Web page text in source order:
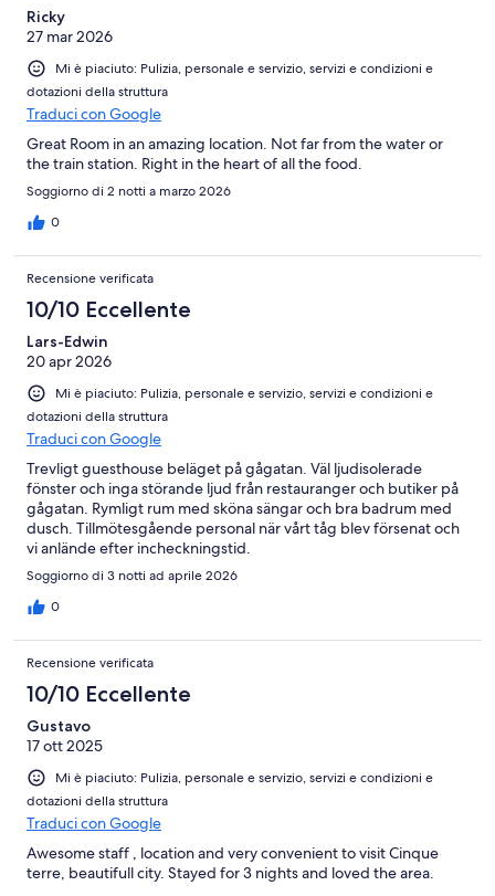
Ricky
27 mar 2026
Mi è piaciuto: Pulizia, personale e servizio, servizi e condizioni e
dotazioni della struttura
Traduci con Google
Great Room in an amazing location. Not far from the water or
the train station. Right in the heart of all the food.
Soggiorno di 2 notti a marzo 2026
0
Recensione verificata
10/10 Eccellente
Lars-Edwin
20 apr 2026
Mi è piaciuto: Pulizia, personale e servizio, servizi e condizioni e
dotazioni della struttura
Traduci con Google
Trevligt guesthouse beläget på gågatan. Väl ljudisolerade
fönster och inga störande ljud från restauranger och butiker på
gågatan. Rymligt rum med sköna sängar och bra badrum med
dusch. Tillmötesgående personal när vårt tåg blev försenat och
vi anlände efter incheckningstid.
Soggiorno di 3 notti ad aprile 2026
0
Recensione verificata
10/10 Eccellente
Gustavo
17 ott 2025
Mi è piaciuto: Pulizia, personale e servizio, servizi e condizioni e
dotazioni della struttura
Traduci con Google
Awesome staff , location and very convenient to visit Cinque
terre, beautifull city. Stayed for 3 nights and loved the area.